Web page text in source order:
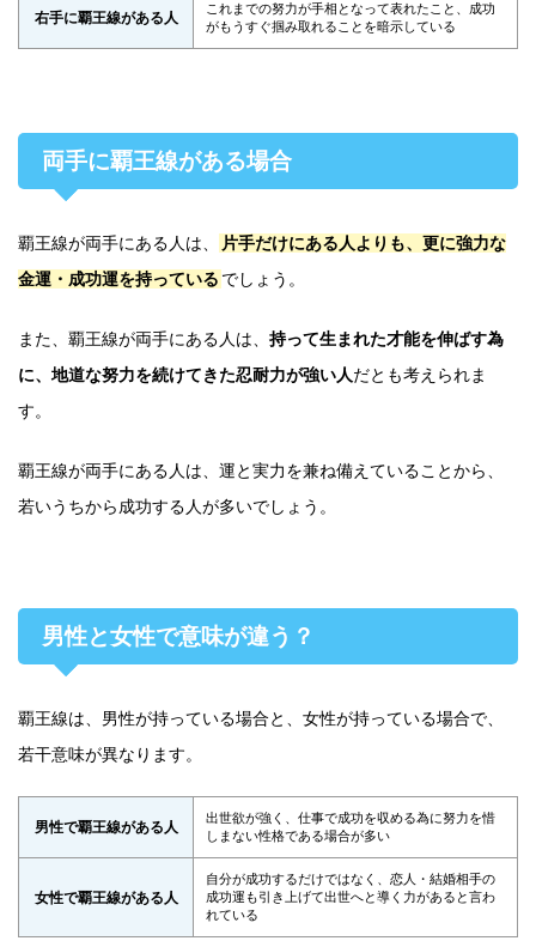
右手に覇王線がある人
これまでの努力が手相となって表れたこと、成功
がもうすぐ掴み取れることを暗示している
両手に覇王線がある場合
覇王線が両手にある人は、
片手だけにある人よりも、更に強力な
金運・成功運を持っている でしょう。
また、覇王線が両手にある人は、 持って生まれた才能を伸ばす為
に、地道な努力を続けてきた忍耐力が強い人だとも考えられま
す。
覇王線が両手にある人は、運と実力を兼ね備えていることから、
若いうちから成功する人が多いでしょう。
男性と女性で意味が違う？
覇王線は、男性が持っている場合と、女性が持っている場合で、
若干意味が異なります。
男性で覇王線がある人
出世欲が強く、仕事で成功を収める為に努力を惜
しまない性格である場合が多い
女性で覇王線がある人
自分が成功するだけではなく、恋人・結婚相手の
成功運も引き上げて出世へと導く力があると言わ
れている